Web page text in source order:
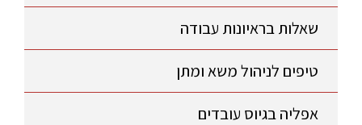
שאלות בראיונות עבודה
טיפים לניהול משא ומתן
אפליה בגיוס עובדים